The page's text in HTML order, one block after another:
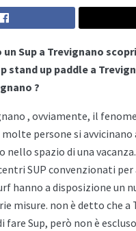
un Sup a Trevignano
stand up paddle a
?
, ovviamente, il
persone si avvicinano
nello spazio di una
SUP convenzionati per
hanno a disposizione un
misure. non è detto che a
fare Sup, però non è